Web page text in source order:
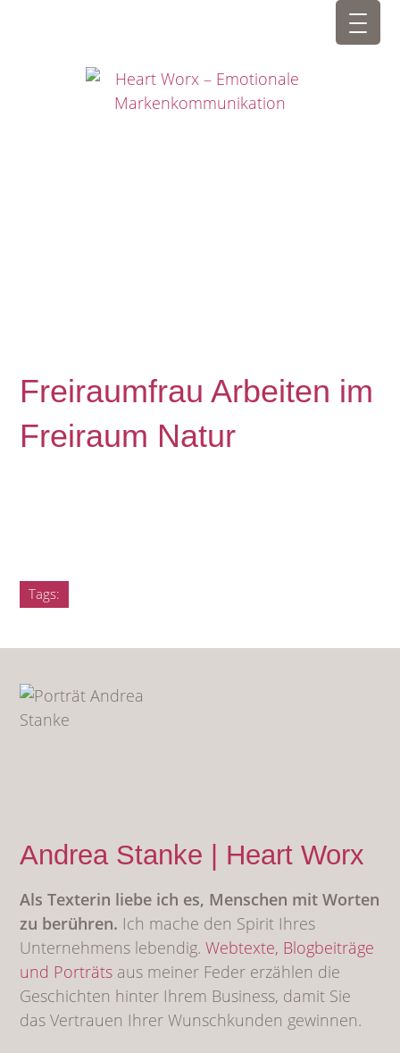
Freiraumfrau Arbeiten im
Freiraum Natur
Tags:
Andrea Stanke | Heart Worx
Als Texterin liebe ich es, Menschen mit Worten
zu berühren. Ich mache den Spirit Ihres
Unternehmens lebendig.Webtexte, Blogbeiträge
und Porträts aus meiner Feder erzählen die
Geschichten hinter Ihrem Business, damit Sie
das Vertrauen Ihrer Wunschkunden gewinnen.